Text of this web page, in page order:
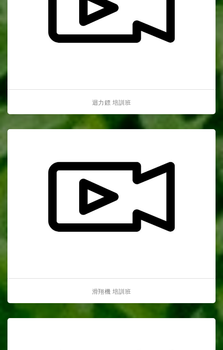
迴力鏢 培訓班
滑翔機 培訓班